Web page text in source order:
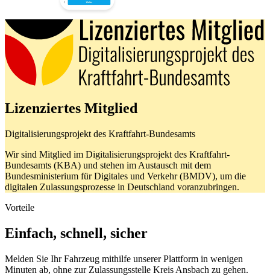
Lizenziertes Mitglied
Digitalisierungsprojekt des Kraftfahrt-Bundesamts
Wir sind Mitglied im Digitalisierungsprojekt des Kraftfahrt-
Bundesamts (KBA) und stehen im Austausch mit dem
Bundesministerium für Digitales und Verkehr (BMDV), um die
digitalen Zulassungsprozesse in Deutschland voranzubringen.
Vorteile
Einfach, schnell, sicher
Melden Sie Ihr Fahrzeug mithilfe unserer Plattform in wenigen
Minuten ab, ohne zur Zulassungsstelle Kreis Ansbach zu gehen.